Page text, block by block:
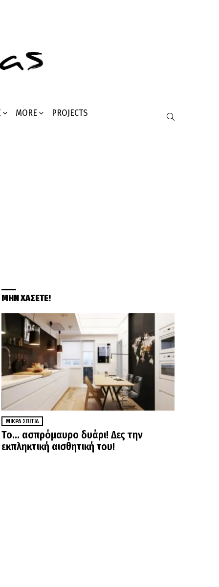
MORE PROJECTS
ΜΗΝ ΧΑΣΕΤΕ!
ΜΙΚΡΆ ΣΠΊΤΙΑ
Το… ασπρόμαυρο δυάρι! Δες την
εκπληκτική αισθητική του!